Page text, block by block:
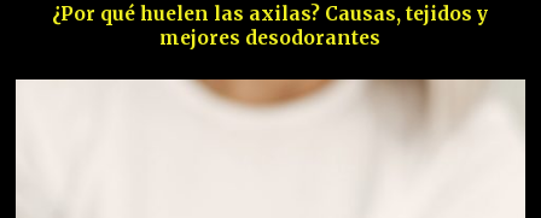
¿Por qué huelen las axilas? Causas, tejidos y
mejores desodorantes